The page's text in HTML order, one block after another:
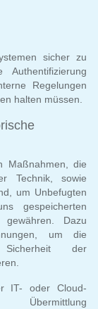
sicher zu
Regelungen
halten müssen.
Maßnahmen, die
Technik, sowie
um Unbefugten
gespeicherten
gewähren. Dazu
um die
der
IT- oder Cloud-